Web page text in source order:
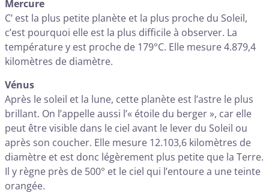
Mercure
C’ est la plus petite planète et la plus proche du Soleil,
c’est pourquoi elle est la plus difficile à observer. La
température y est proche de 179°C. Elle mesure 4.879,4
kilomètres de diamètre.
Vénus
Après le soleil et la lune, cette planète est l’astre le plus
brillant. On l’appelle aussi l’« étoile du berger », car elle
peut être visible dans le ciel avant le lever du Soleil ou
après son coucher. Elle mesure 12.103,6 kilomètres de
diamètre et est donc légèrement plus petite que la Terre.
Il y règne près de 500° et le ciel qui l’entoure a une teinte
orangée.